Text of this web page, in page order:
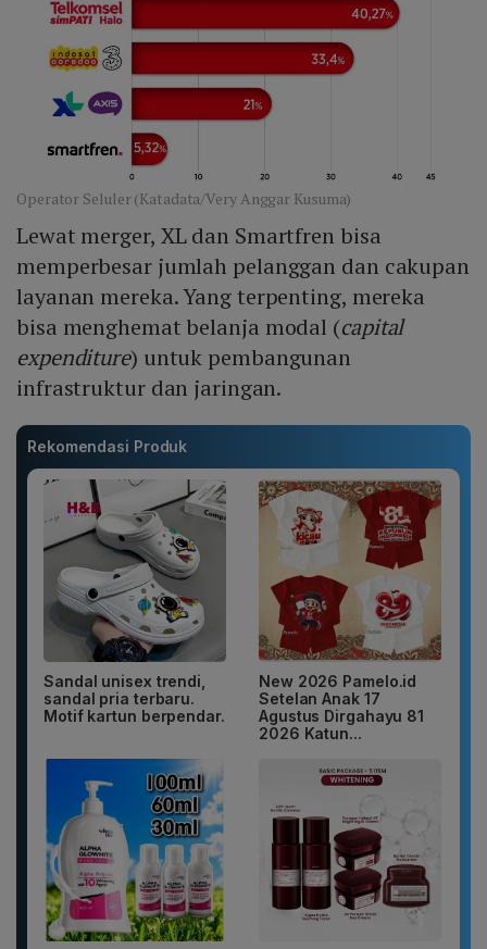
Operator Seluler (Katadata/Very Anggar Kusuma)
Lewat merger, XL dan Smartfren bisa
memperbesar jumlah pelanggan dan cakupan
layanan mereka. Yang terpenting, mereka
bisa menghemat belanja modal (capital
expenditure) untuk pembangunan
infrastruktur dan jaringan.
Rekomendasi Produk
Sandal unisex trendi,
sandal pria terbaru.
Motif kartun berpendar.
New 2026 Pamelo.id
Setelan Anak 17
Agustus Dirgahayu 81
2026 Katun...